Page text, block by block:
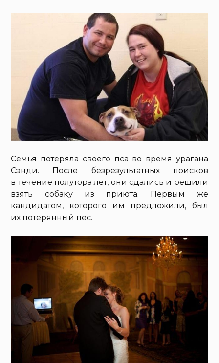
Семья потеряла своего пса во время урагана
Сэнди. После безрезультатных поисков
в течение полутора лет, они сдались и решили
взять собаку из приюта. Первым же
кандидатом, которого им предложили, был
их потерянный пес.